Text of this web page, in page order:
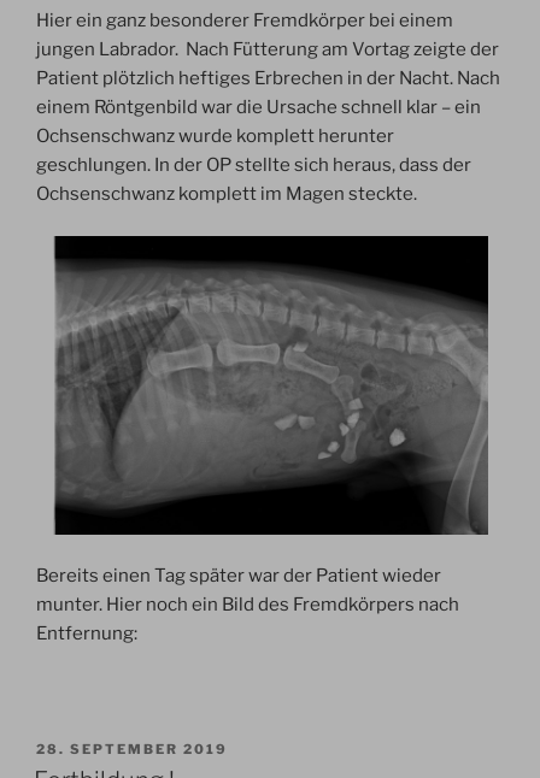
Hier ein ganz besonderer Fremdkörper bei einem
jungen Labrador. Nach Fütterung am Vortag zeigte der
Patient plötzlich heftiges Erbrechen in der Nacht. Nach
einem Röntgenbild war die Ursache schnell klar – ein
Ochsenschwanz wurde komplett herunter
geschlungen. In der OP stellte sich heraus, dass der
Ochsenschwanz komplett im Magen steckte.
Bereits einen Tag später war der Patient wieder
munter. Hier noch ein Bild des Fremdkörpers nach
Entfernung:
VERÖFFENTLICHT
AM
28. SEPTEMBER 2019